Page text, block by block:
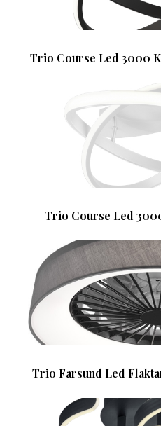
Trio Course Led 3000
Trio Course Led
Trio Farsund Led